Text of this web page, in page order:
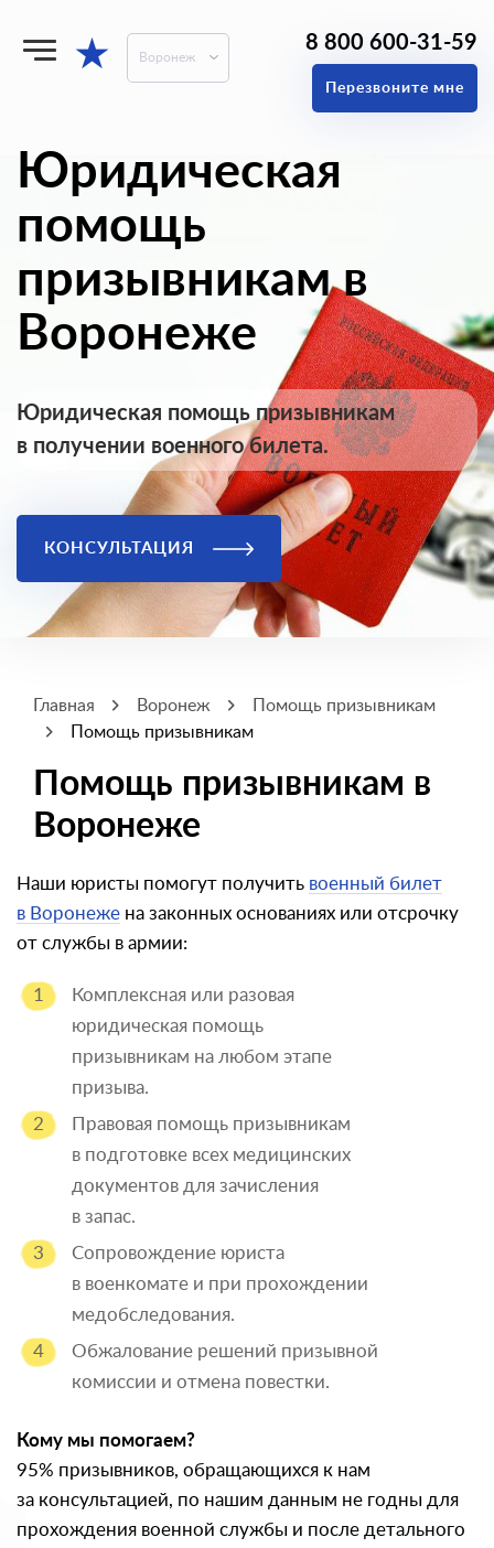
★ Воронеж
8 800 600-31-59
Перезвоните мне
Юридическая
помощь
призывникам в
Воронеже
Юридическая помощь призывникам
в получении военного билета.
КОНСУЛЬТАЦИЯ
Главная Воронеж
Помощь призывникам
Помощь призывникам
Помощь призывникам в
Воронеже
Наши юристы помогут получить военный билет
в Воронеже на законных основаниях или отсрочку
от службы в армии:
Комплексная или разовая
юридическая помощь
призывникам на любом этапе
призыва.
Правовая помощь призывникам
в подготовке всех медицинских
документов для зачисления
в запас.
Сопровождение юриста
в военкомате и при прохождении
медобследования.
Обжалование решений призывной
комиссии и отмена повестки.
Кому мы помогаем?
95% призывников, обращающихся к нам
за консультацией, по нашим данным не годны для
прохождения военной службы и после детального